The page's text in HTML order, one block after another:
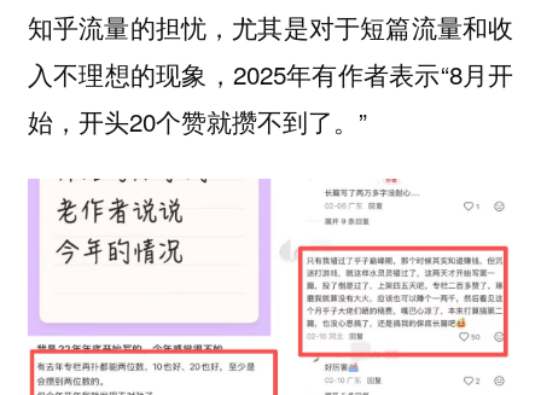
知乎流量的担忧，尤其是对于短篇流量和收
入不理想的现象，2025年有作者表示“8月开
始，开头20个赞就攒不到了。”